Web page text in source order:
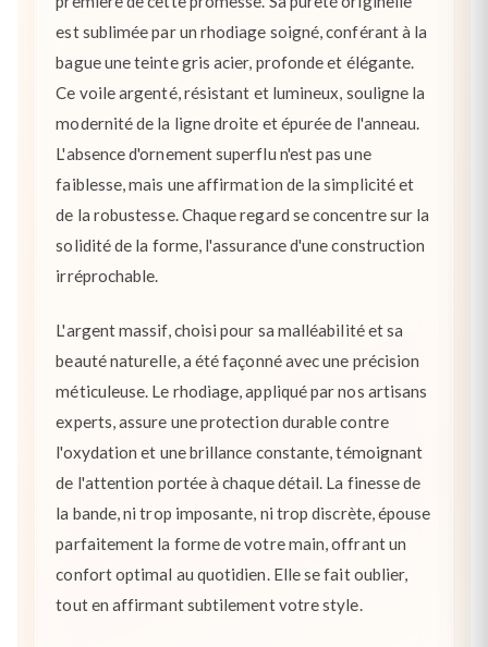
est sublimée par un rhodiage soigné, conférant à la
bague une teinte gris acier, profonde et élégante.
Ce voile argenté, résistant et lumineux, souligne la
modernité de la ligne droite et épurée de l'anneau.
L'absence d'ornement superflu n'est pas une
faiblesse, mais une affirmation de la simplicité et
de la robustesse. Chaque regard se concentre sur la
solidité de la forme, l'assurance d'une construction
irréprochable.
L'argent massif, choisi pour sa malléabilité et sa
beauté naturelle, a été façonné avec une précision
méticuleuse. Le rhodiage, appliqué par nos artisans
experts, assure une protection durable contre
l'oxydation et une brillance constante, témoignant
de l'attention portée à chaque détail. La finesse de
la bande, ni trop imposante, ni trop discrète, épouse
parfaitement la forme de votre main, offrant un
confort optimal au quotidien. Elle se fait oublier,
tout en affirmant subtilement votre style.